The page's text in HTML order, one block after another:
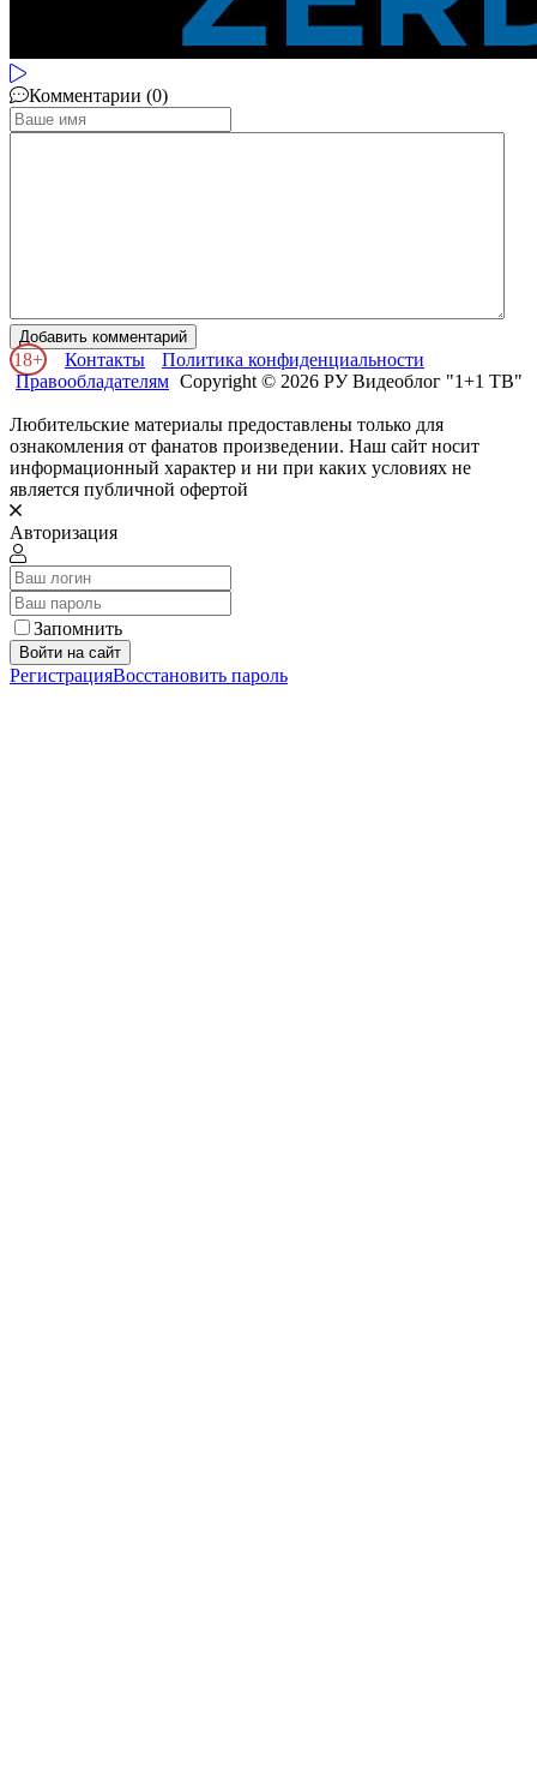
Комментарии (0)
Добавить комментарий
18+ Контакты
Политика конфиденциальности
Правообладателям Copyright © 2026 РУ Видеоблог "1+1 ТВ"
Любительские материалы предоставлены только для
ознакомления от фанатов произведении. Наш сайт носит
информационный характер и ни при каких условиях не
является публичной офертой
Авторизация
Запомнить
Войти на сайт
РегистрацияВосстановить пароль